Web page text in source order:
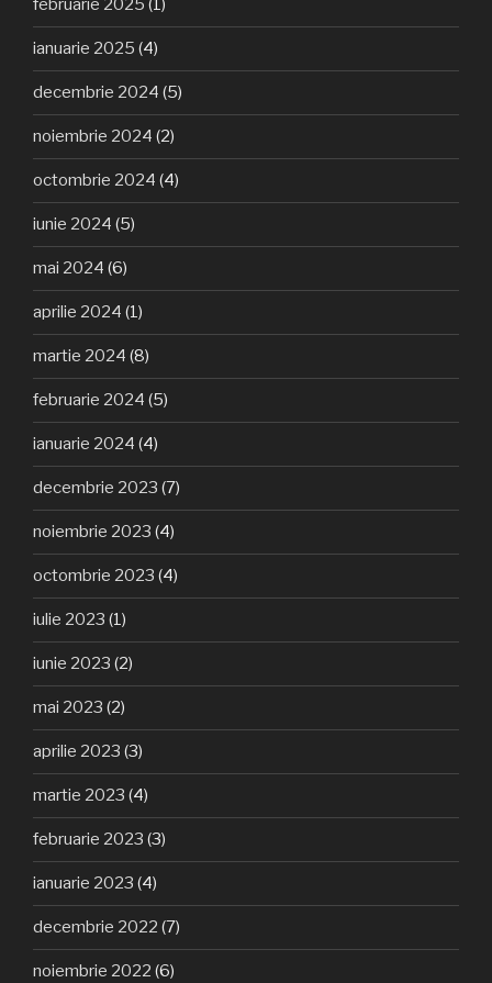
februarie 2025 (1)
ianuarie 2025 (4)
decembrie 2024 (5)
noiembrie 2024 (2)
octombrie 2024 (4)
iunie 2024 (5)
mai 2024 (6)
aprilie 2024 (1)
martie 2024 (8)
februarie 2024 (5)
ianuarie 2024 (4)
decembrie 2023 (7)
noiembrie 2023 (4)
octombrie 2023 (4)
iulie 2023 (1)
iunie 2023 (2)
mai 2023 (2)
aprilie 2023 (3)
martie 2023 (4)
februarie 2023 (3)
ianuarie 2023 (4)
decembrie 2022 (7)
noiembrie 2022 (6)